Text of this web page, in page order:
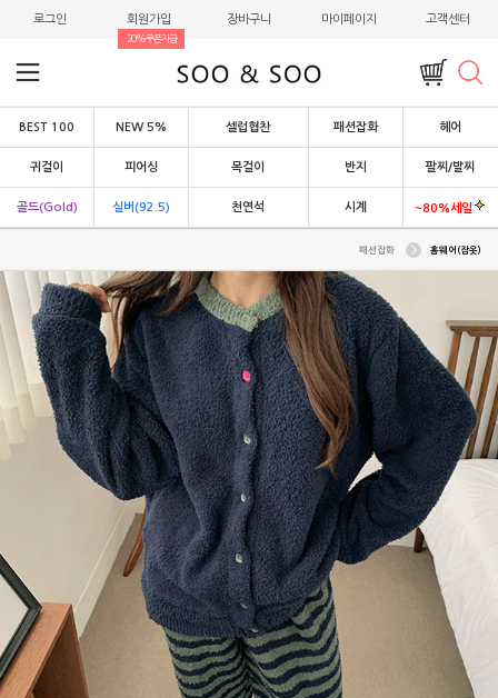
로그인 회원가입
20%쿠폰지급
장바구니 마이페이지 고객센터
BEST 100 NEW 5% 셀럽협찬 패션잡화 헤어
귀걸이 피어싱 목걸이 반지 팔찌/발찌
골드(Gold) 실버(92.5) 천연석 시계 ~80%세일
패션잡화 홈웨어(잠옷)